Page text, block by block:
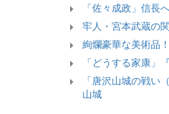
「佐々成政」信長
牢人・宮本武蔵の
絢爛豪華な美術品
「どうする家康」
「唐沢山城の戦い
山城